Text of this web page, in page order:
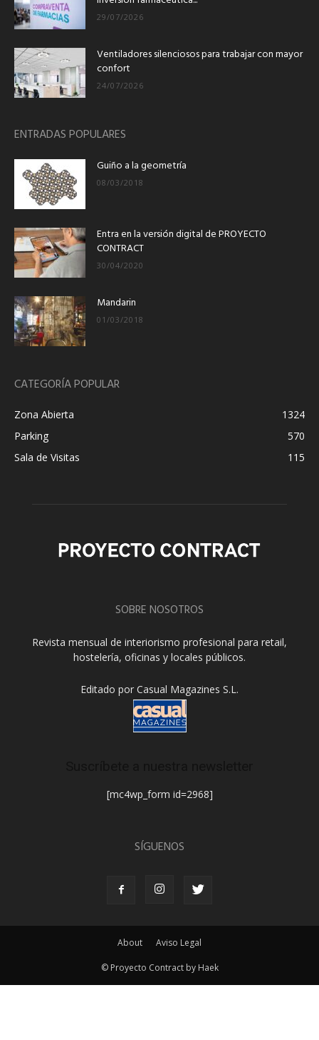
29/07/2026
Ventiladores silenciosos para trabajar con mayor
confort
24/07/2026
ENTRADAS POPULARES
Guiño a la geometría
08/03/2018
Entra en la versión digital de PROYECTO
CONTRACT
30/04/2020
Mandarin
01/03/2018
CATEGORÍA POPULAR
Zona Abierta
1324
Parking
570
Sala de Visitas
115
SOBRE NOSOTROS
Revista mensual de interiorismo profesional para retail,
hostelería, oficinas y locales públicos.
Editado por Casual Magazines S.L.
[mc4wp_form id=2968]
SÍGUENOS
About Aviso Legal
© Proyecto Contract by Haek